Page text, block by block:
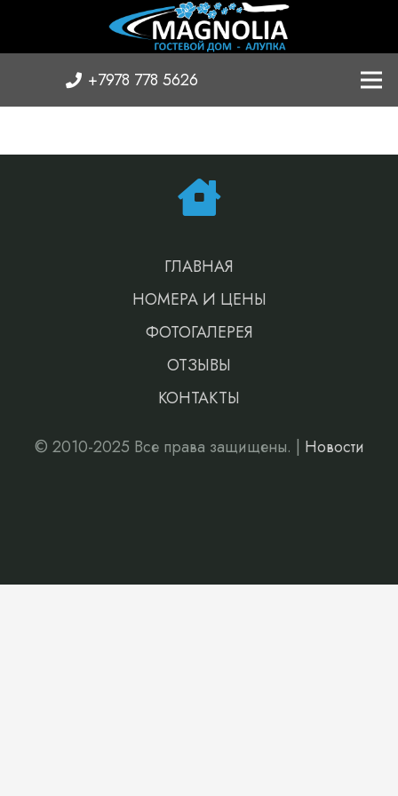
+7978 778 5626
ГЛАВНАЯ
НОМЕРА И ЦЕНЫ
ФОТОГАЛЕРЕЯ
ОТЗЫВЫ
КОНТАКТЫ
© 2010-2025 Все права защищены. | Новости